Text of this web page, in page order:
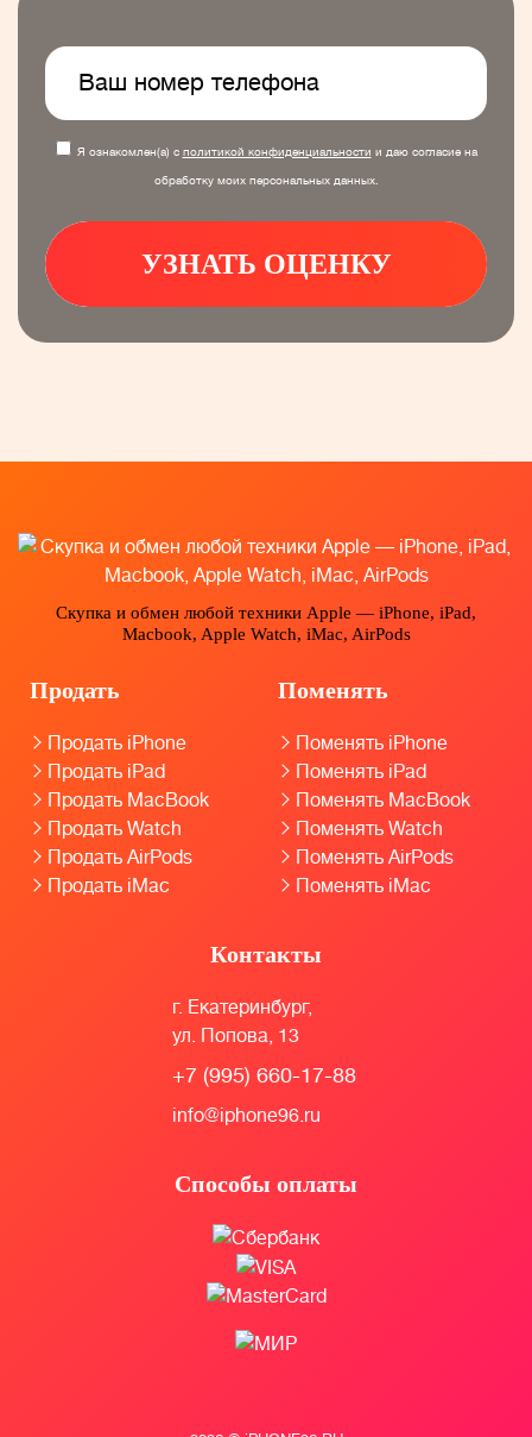
Я ознакомлен(а) с политикой конфиденциальности и даю согласие на
обработку моих персональных данных.
УЗНАТЬ ОЦЕНКУ
Скупка и обмен любой техники Apple — iPhone, iPad,
Macbook, Apple Watch, iMac, AirPods
Продать
Продать iPhone
Продать iPad
Продать MacBook
Продать Watch
Продать AirPods
Продать iMac
Поменять
Поменять iPhone
Поменять iPad
Поменять MacBook
Поменять Watch
Поменять AirPods
Поменять iMac
Контакты
г. Екатеринбург,
ул. Попова, 13
+7 (995) 660-17-88
info@iphone96.ru
Способы оплаты